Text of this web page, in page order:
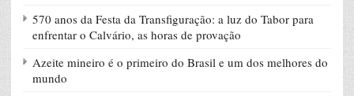
570 anos da Festa da Transfiguração: a luz do Tabor para
enfrentar o Calvário, as horas de provação
Azeite mineiro é o primeiro do Brasil e um dos melhores do
mundo